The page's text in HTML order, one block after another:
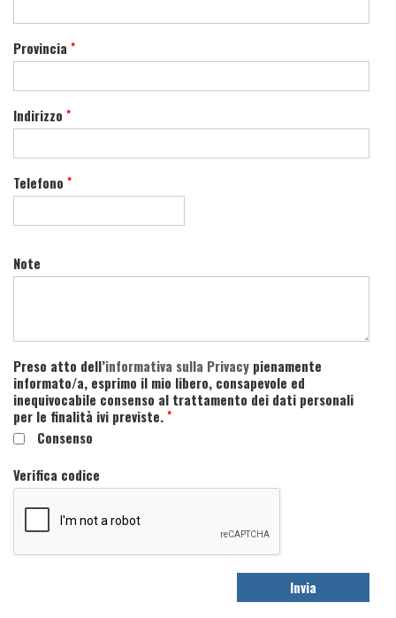
Provincia *
Indirizzo *
Telefono *
Note
Preso atto dell’informativa sulla Privacy pienamente
informato/a, esprimo il mio libero, consapevole ed
inequivocabile consenso al trattamento dei dati personali
per le finalità ivi previste. *
Consenso
Verifica codice